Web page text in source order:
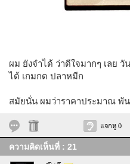
ผม ยังจำได้ ว่าดีใจมากๆ เลย
ได้ เกมกด ปลาหมีก
สมัยนั่น ผมว่าราคาประมาณ พั
แจกหู 0
ความคิดเห็นที่ : 21